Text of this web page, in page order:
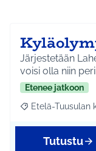
Järjestetään
voisi olla niin
Etenee jatkoon
Rajaa tulokset
Etelä-Tuusulan
Tutustu